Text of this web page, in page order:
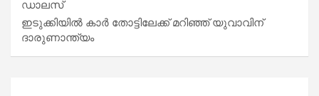
ഡാലസ്
ഇടുക്കിയിൽ കാർ തോട്ടിലേക്ക് മറിഞ്ഞ് യുവാവിന്
ദാരുണാന്ത്യം